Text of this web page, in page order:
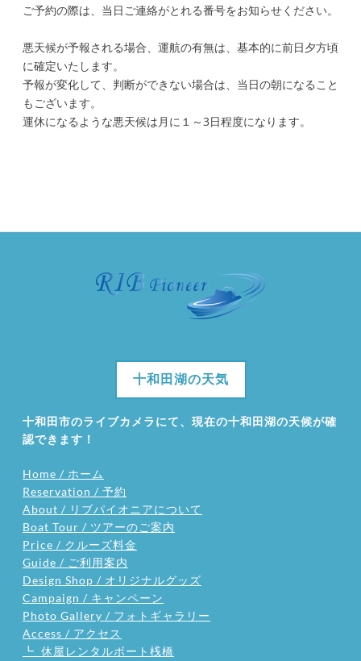
ご予約の際は、当日ご連絡がとれる番号をお知らせください。
悪天候が予報される場合、運航の有無は、基本的に前日夕方頃
に確定いたします。
予報が変化して、判断ができない場合は、当 日の朝になること
もございます。
運休になるような悪天候は月に１～3日程度になります。
十和田湖の天気
十和田市のライブカメラにて、現在の十和田湖の天候が確
認できます！
Home / ホーム
Reservation / 予約
About / リブパイオニアについて
Boat Tour / ツアーのご案内
Price / クルーズ料金
Guide / ご利用案内
Design Shop / オリジナルグッズ
Campaign / キャンペーン
Photo Gallery / フォトギャラリー
Access / アクセス
┗ 休屋レンタルボート桟橋